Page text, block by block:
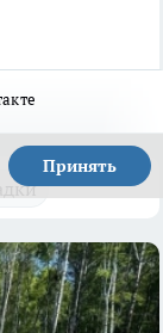
Принять